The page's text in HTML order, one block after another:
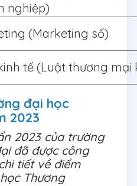
nghiệp)
(Marketing số)
tế (Luật thương mại
đại học
2023
2023 của trường
đã được công
tiết về điểm
Thương